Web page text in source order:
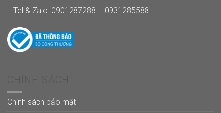
◽ Tel & Zalo: 0901287288 – 0931285588
Chính sách bảo mật